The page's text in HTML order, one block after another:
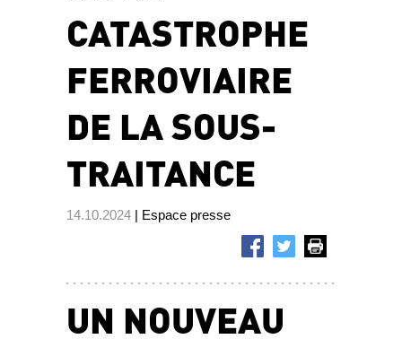
CATASTROPHE
FERROVIAIRE
DE LA SOUS-
TRAITANCE
14.10.2024 | Espace presse
UN NOUVEAU